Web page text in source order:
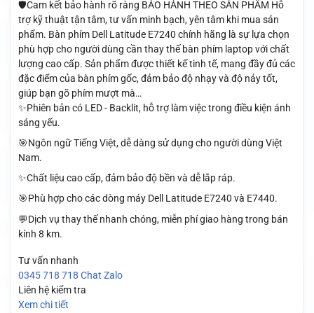
🛡️Cam kết bảo hành rõ ràng BẢO HÀNH THEO SẢN PHẨM Hỗ
trợ kỹ thuật tận tâm, tư vấn minh bạch, yên tâm khi mua sản
phẩm. Bàn phím Dell Latitude E7240 chính hãng là sự lựa chọn
phù hợp cho người dùng cần thay thế bàn phím laptop với chất
lượng cao cấp. Sản phẩm được thiết kế tinh tế, mang đầy đủ các
đặc điểm của bàn phím gốc, đảm bảo độ nhạy và độ nảy tốt,
giúp bạn gõ phím mượt mà…
✨Phiên bản có LED - Backlit, hỗ trợ làm việc trong điều kiện ánh
sáng yếu.
🎯Ngôn ngữ Tiếng Việt, dễ dàng sử dụng cho người dùng Việt
Nam.
✨Chất liệu cao cấp, đảm bảo độ bền và dễ lắp ráp.
🎯Phù hợp cho các dòng máy Dell Latitude E7240 và E7440.
💬Dịch vụ thay thế nhanh chóng, miễn phí giao hàng trong bán
kính 8 km.
Tư vấn nhanh
0345 718 718 Chat Zalo
Liên hệ kiểm tra
Xem chi tiết